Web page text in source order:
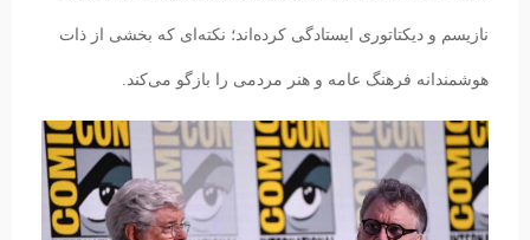
نازیسم و دیکتاتوری ایستادگی کرده‌اند؛ نکته‌ای که بخشی از ذات
هوشمندانه فرهنگ عامه و هنر مردمی را بازگو می‌کند.